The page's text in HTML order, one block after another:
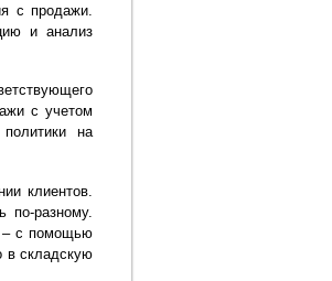
с продажи.
и анализ
с учетом
на
клиентов.
по-разному.
– с помощью
в складскую